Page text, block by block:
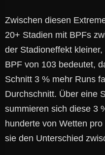
Zwischen diesen
20+ Stadien mit BPFs
der Stadioneffekt
BPF von 103 bedeutet,
Schnitt 3 % mehr Runs
Durchschnitt. Über eine
summieren sich diese 3
hunderte von Wetten
sie den Unterschied